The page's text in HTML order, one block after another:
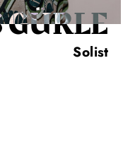
Solist